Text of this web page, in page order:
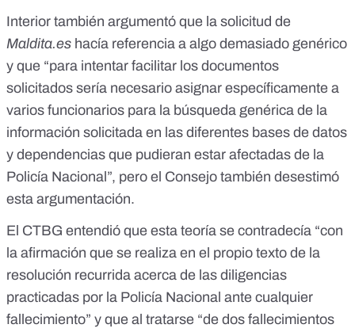
Interior también argumentó que la solicitud de
Maldita.es hacía referencia a algo demasiado genérico
y que “para intentar facilitar los documentos
solicitados sería necesario asignar específicamente a
varios funcionarios para la búsqueda genérica de la
información solicitada en las diferentes bases de datos
y dependencias que pudieran estar afectadas de la
Policía Nacional”, pero el Consejo también desestimó
esta argumentación.
El CTBG entendió que esta teoría se contradecía “con
la afirmación que se realiza en el propio texto de la
resolución recurrida acerca de las diligencias
practicadas por la Policía Nacional ante cualquier
fallecimiento” y que al tratarse “de dos fallecimientos